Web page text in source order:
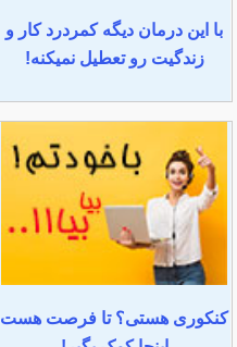
با این درمان دیگه کمردرد کار و
زندگیت رو تعطیل نمیکنه!
کنکوری هستی؟ تا فرصت هست